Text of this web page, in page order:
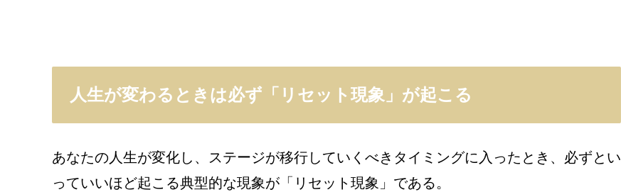
人生が変わるときは必ず「リセット現象」が起こる
あなたの人生が変化し、ステージが移行していくべきタイミングに入ったとき、必ずとい
っていいほど起こる典型的な現象が「リセット現象」である。